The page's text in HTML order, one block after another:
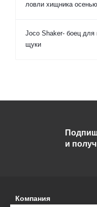
ловли хищника
Joco Shaker- боец для
щуки
и
Компания